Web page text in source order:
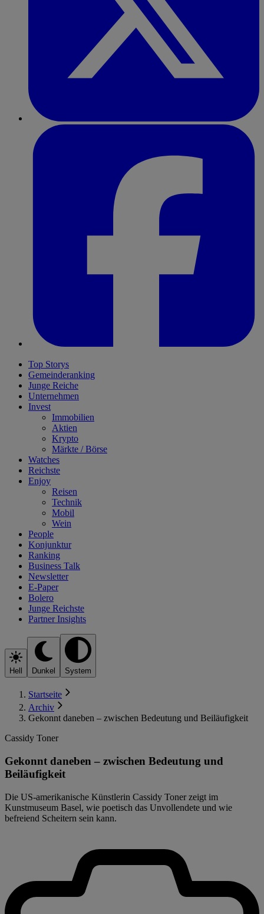
Top Storys
Gemeinderanking
Junge Reiche
Unternehmen
Invest
Immobilien
Aktien
Krypto
Märkte / Börse
Watches
Reichste
Enjoy
Reisen
Technik
Mobil
Wein
People
Konjunktur
Ranking
Business Talk
Newsletter
E-Paper
Bolero
Junge Reichste
Partner Insights
Hell Dunkel System
Startseite
Archiv
Gekonnt daneben – zwischen Bedeutung und Beiläufigkeit
Cassidy Toner
Gekonnt daneben – zwischen Bedeutung und
Beiläufigkeit
Die US-amerikanische Künstlerin Cassidy Toner zeigt im
Kunstmuseum Basel, wie poetisch das Unvollendete und wie
befreiend Scheitern sein kann.